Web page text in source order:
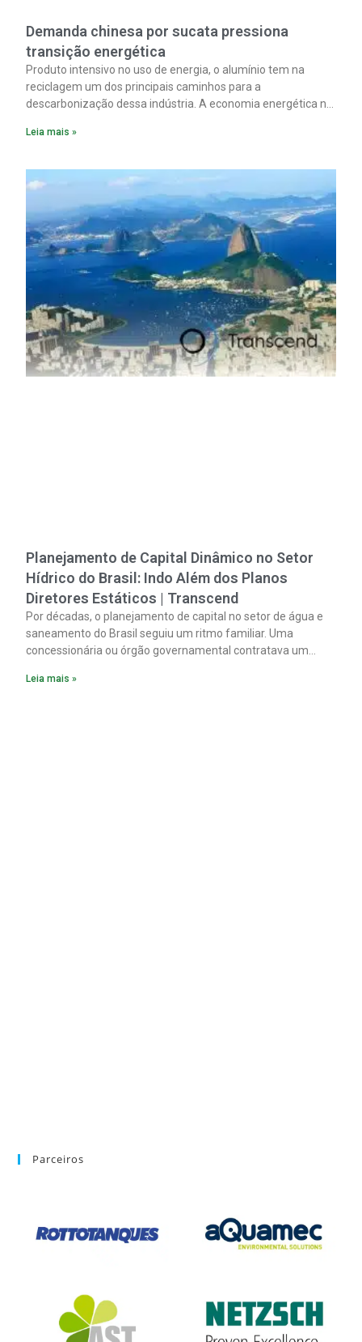
Demanda chinesa por sucata pressiona
transição energética
Produto intensivo no uso de energia, o alumínio tem na
reciclagem um dos principais caminhos para a
descarbonização dessa indústria. A economia energética na
material. A produção de um alumínio mais limpo, no entanto,
insumo, a sucata, devido, sobretudo, ao interesse chinês
pela matéria-prima.
Leia mais »
Planejamento de Capital Dinâmico no Setor
Hídrico do Brasil: Indo Além dos Planos
Diretores Estáticos | Transcend
Por décadas, o planejamento de capital no setor de água e
saneamento do Brasil seguiu um ritmo familiar. Uma
concessionária ou órgão governamental contratava um
Leia mais »
Parceiros